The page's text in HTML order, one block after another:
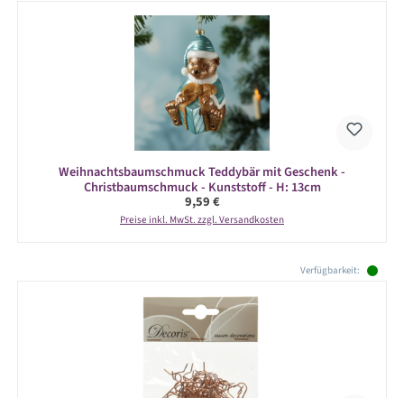
Weihnachtsbaumschmuck Teddybär mit Geschenk -
Christbaumschmuck - Kunststoff - H: 13cm
Regulärer Preis:
9,59 €
Preise inkl. MwSt. zzgl. Versandkosten
Verfügbarkeit: